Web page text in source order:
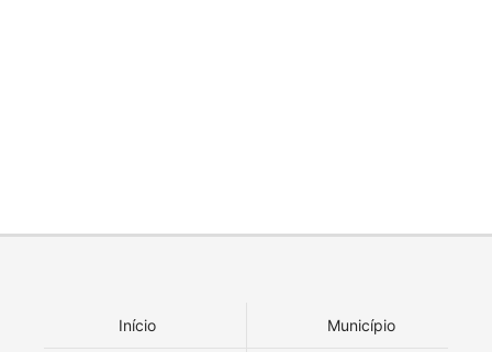
Início Município